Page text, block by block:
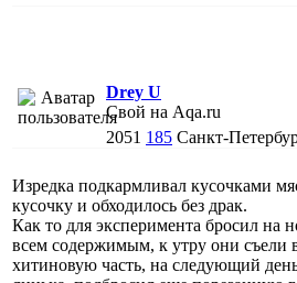
Drey U
Свой на Aqa.ru
2051 185 Санкт-
Изредка подкармливал кусочками
кусочку и обходилось без драк.
Как то для эксперимента бросил на
всем содержимым, к утру они съели
хитиновую часть, на следующий